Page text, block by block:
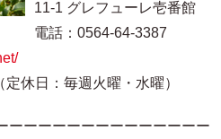
11-1 グレフューレ壱番館
電話：0564-64-3387
休日：毎週火曜・水曜）
ーーーーーーーーーーーーーー